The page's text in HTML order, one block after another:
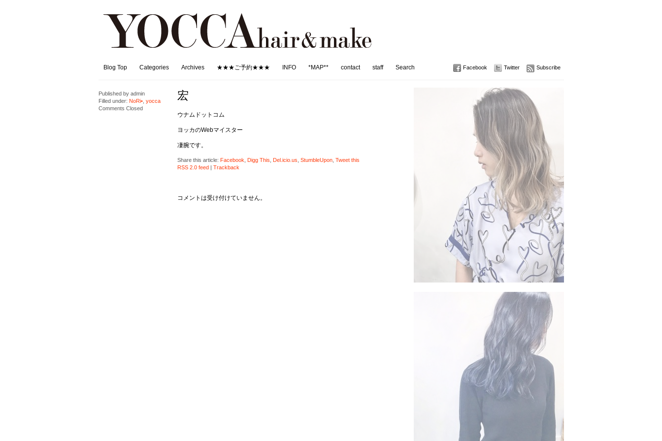
Subscribe
Twitter
Facebook
Blog Top Categories Archives ★★★ご予約★★★ INFO *MAP** contact staff Search
Published byadmin
Filled under: NoRi•, yocca
Comments Closed
宏
ウナムドットコム
ヨッカのWebマイスター
凄腕です。
Share this article: Facebook Digg This Del.icio.us StumbleUpon, Tweet this
RSS 2.0 feed| Trackback
コメントは受け付けていません。